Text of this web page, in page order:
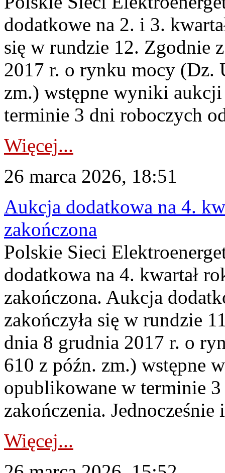
dodatkowe na 2. i 3.
się w rundzie 12. Zgodnie
2017 r. o rynku mocy (Dz.
zm.) wstępne wyniki
terminie 3 dni roboczych
Więcej...
26 marca 2026, 18:51
Aukcja dodatkowa na 4.
zakończona
Polskie Sieci
dodatkowa na 4. kwartał
zakończona. Aukcja
zakończyła się w rundzie
dnia 8 grudnia 2017 r. o
610 z późn. zm.) wstępne
opublikowane w terminie
zakończenia.
Więcej...